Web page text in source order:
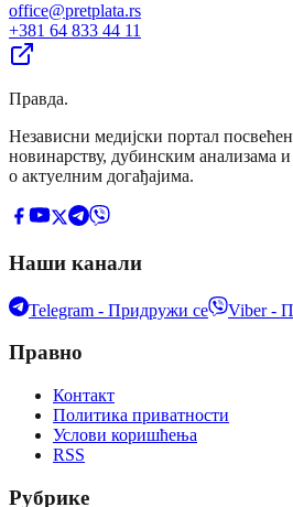
office@pretplata.rs
+381 64 833 44 11
Правда.
Независни медијски портал
новинарству, дубинским анализама
о актуелним догађајима.
Наши канали
Telegram - Придружи се Viber -
Правно
Контакт
Политика приватности
Услови коришћења
RSS
Рубрике